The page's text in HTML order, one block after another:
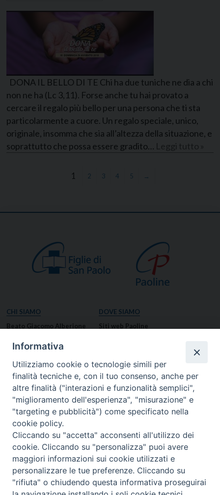
DONA IL BELLO DI TE Chi ha due tuniche ne dia a chi
non ne ha (Lc 3,11). Forse anche tu hai provato a
cercare il regalo più bello per una persona che ti sta
particolarmente a cuore. Un regalo speciale, unico,
originale, insomma che sia all’altezza della situazione, e
soprattutto che possa essere gradito…
1 2 3 4 5 →
CHI SIAMO
Beato Giacomo Alberione
Venerabile Tecla Merlo
Missione Paolina
Luoghi delle Origini
Governo Generale
Famiglia Paolina
DOVE SIAMO
Siti web Paoline
Notizie dal governo generale
Notizie in breve
RISORSE
Preghiere
Bollettino – PaolineOnline
Foto
Video
I NOSTRI CONTATTI
Contatti
Informativa
Utilizziamo cookie o tecnologie simili per
finalità tecniche e, con il tuo consenso, anche per
altre finalità ("interazioni e funzionalità semplici",
"miglioramento dell'esperienza", "misurazione" e
"targeting e pubblicità") come specificato nella
cookie policy.
Cliccando su "accetta" acconsenti all'utilizzo dei
cookie. Cliccando su "personalizza" puoi avere
maggiori informazioni sui cookie utilizzati e
personalizzare le tue preferenze. Cliccando su
"rifiuta" o chiudendo questa informativa proseguirai